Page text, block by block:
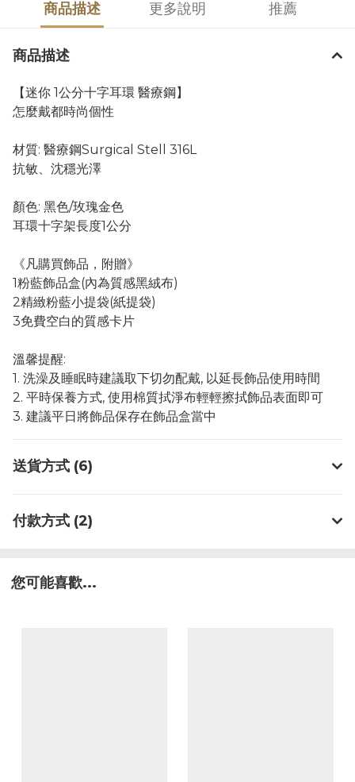
商品描述 更多說明 推薦
商品描述
【迷你 1公分十字耳環 醫療鋼】
怎麼戴都時尚個性
材質: 醫療鋼Surgical Stell 316L
抗敏、沈穩光澤
顏色: 黑色/玫瑰金色
耳環十字架長度1公分
《凡購買飾品，附贈》
1粉藍飾品盒(內為質感黑絨布)
2精緻粉藍小提袋(紙提袋)
3免費空白的質感卡片
溫馨提醒:
1. 洗澡及睡眠時建議取下切勿配戴, 以延長飾品使用時間
2. 平時保養方式, 使用棉質拭淨布輕輕擦拭飾品表面即可
3. 建議平日將飾品保存在飾品盒當中
送貨方式 (6)
付款方式 (2)
您可能喜歡...